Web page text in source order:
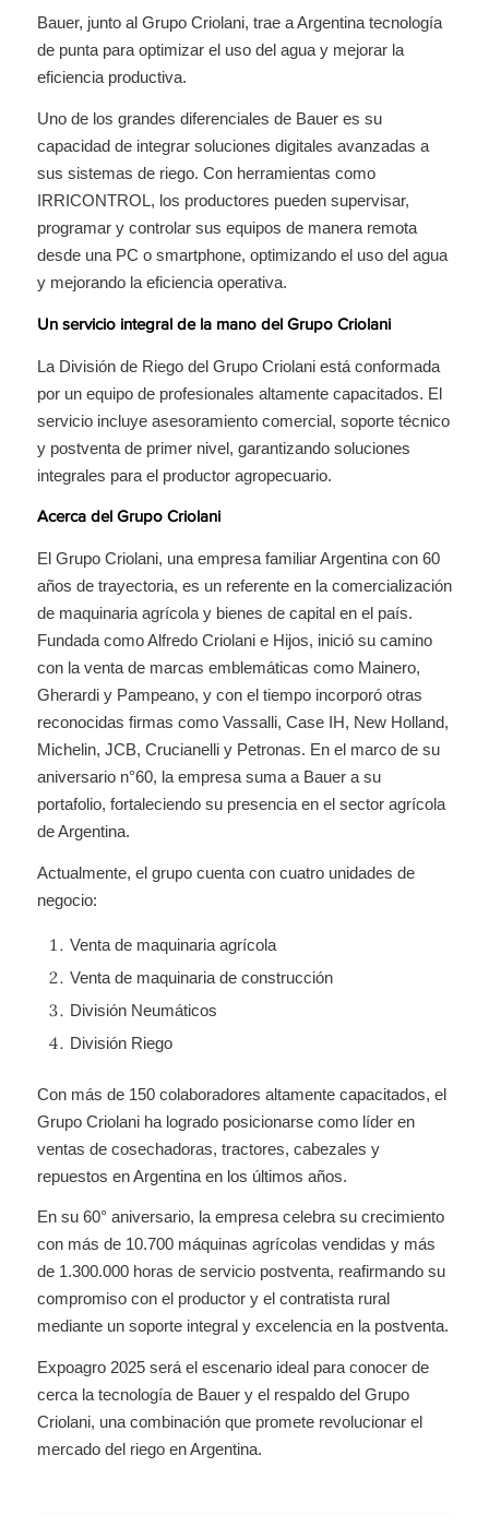
Bauer, junto al Grupo Criolani, trae a Argentina tecnología
de punta para optimizar el uso del agua y mejorar la
eficiencia productiva.
Uno de los grandes diferenciales de Bauer es su
capacidad de integrar soluciones digitales avanzadas a
sus sistemas de riego. Con herramientas como
IRRICONTROL, los productores pueden supervisar,
programar y controlar sus equipos de manera remota
desde una PC o smartphone, optimizando el uso del agua
y mejorando la eficiencia operativa.
Un servicio integral de la mano del Grupo Criolani
La División de Riego del Grupo Criolani está conformada
por un equipo de profesionales altamente capacitados. El
servicio incluye asesoramiento comercial, soporte técnico
y postventa de primer nivel, garantizando soluciones
integrales para el productor agropecuario.
Acerca del Grupo Criolani
El Grupo Criolani, una empresa familiar Argentina con 60
años de trayectoria, es un referente en la comercialización
de maquinaria agrícola y bienes de capital en el país.
Fundada como Alfredo Criolani e Hijos, inició su camino
con la venta de marcas emblemáticas como Mainero,
Gherardi y Pampeano, y con el tiempo incorporó otras
reconocidas firmas como Vassalli, Case IH, New Holland,
Michelin, JCB, Crucianelli y Petronas. En el marco de su
aniversario n°60, la empresa suma a Bauer a su
portafolio, fortaleciendo su presencia en el sector agrícola
de Argentina.
Actualmente, el grupo cuenta con cuatro unidades de
negocio:
Venta de maquinaria agrícola
Venta de maquinaria de construcción
División Neumáticos
División Riego
Con más de 150 colaboradores altamente capacitados, el
Grupo Criolani ha logrado posicionarse como líder en
ventas de cosechadoras, tractores, cabezales y
repuestos en Argentina en los últimos años.
En su 60° aniversario, la empresa celebra su crecimiento
con más de 10.700 máquinas agrícolas vendidas y más
de 1.300.000 horas de servicio postventa, reafirmando su
compromiso con el productor y el contratista rural
mediante un soporte integral y excelencia en la postventa.
Expoagro 2025 será el escenario ideal para conocer de
cerca la tecnología de Bauer y el respaldo del Grupo
Criolani, una combinación que promete revolucionar el
mercado del riego en Argentina.